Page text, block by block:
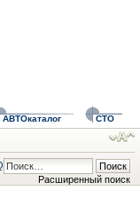
АВТОкаталог СТО
Расширенный поиск